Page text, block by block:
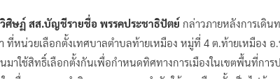
ศิษฏ์ สส.บัญชีรายชื่อ พรรคประชาธิปัตย์ กล่าวภายหลังการเดิน
ที่หน่วยเลือกตั้งเทศบาลตำบลท้ายเหมือง หมู่ที่​ 4 ต.ท้ายเหมือง อ.
มาใช้สิทธิ์เลือกตั้งกันเพื่อกำหนดทิศทางการเมืองในเขตพื้นที่กา